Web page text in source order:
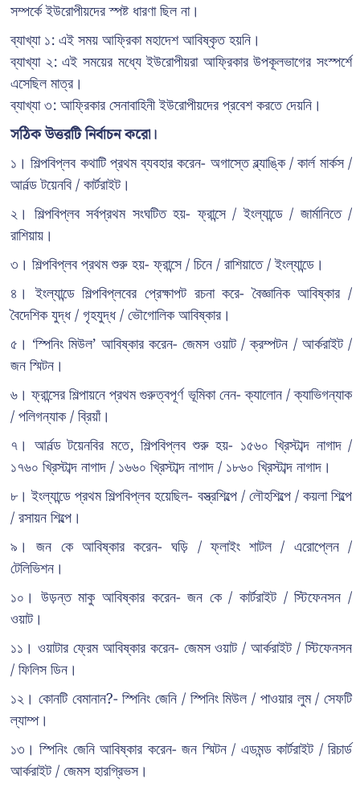
সম্পর্কে ইউরোপীয়দের স্পষ্ট ধারণা ছিল না।
ব্যাখ্যা ১: এই সময় আফ্রিকা মহাদেশ আবিষ্কৃত হয়নি।
ব্যাখ্যা ২: এই সময়ের মধ্যে ইউরোপীয়রা আফ্রিকার উপকূলভাগের সংস্পর্শে
এসেছিল মাত্র।
ব্যাখ্যা ৩: আফ্রিকার সেনাবাহিনী ইউরোপীয়দের প্রবেশ করতে দেয়নি।
সঠিক উত্তরটি নির্বাচন করো।
১। শিল্পবিপ্লব কথাটি প্রথম ব্যবহার করেন- অগাস্তে ব্ল্যাঙ্কি / কার্ল মার্কস /
আর্নল্ড টয়েনবি / কার্টরাইট।
২। শিল্পবিপ্লব সর্বপ্রথম সংঘটিত হয়- ফ্রান্সে / ইংল্যান্ডে / জার্মানিতে /
রাশিয়ায়।
৩। শিল্পবিপ্লব প্রথম শুরু হয়- ফ্রান্সে / চিনে / রাশিয়াতে / ইংল্যান্ডে।
৪। ইংল্যান্ডে শিল্পবিপ্লবের প্রেক্ষাপট রচনা করে- বৈজ্ঞানিক আবিষ্কার /
বৈদেশিক যুদ্ধ / গৃহযুদ্ধ / ভৌগোলিক আবিষ্কার।
৫। ‘স্পিনিং মিউল’ আবিষ্কার করেন- জেমস ওয়াট / ক্রম্পটন / আর্করাইট /
জন স্মিটন।
৬। ফ্রান্সের শিল্পায়নে প্রথম গুরুত্বপূর্ণ ভূমিকা নেন- ক্যালোন / ক্যাভিগন্যাক
/ পলিগন্যাক / ব্রিয়াঁ।
৭। আর্নল্ড টয়েনবির মতে, শিল্পবিপ্লব শুরু হয়- ১৫৬০ খ্রিস্টাব্দ নাগাদ /
১৭৬০ খ্রিস্টাব্দ নাগাদ / ১৬৬০ খ্রিস্টাব্দ নাগাদ / ১৮৬০ খ্রিস্টাব্দ নাগাদ।
৮। ইংল্যান্ডে প্রথম শিল্পবিপ্লব হয়েছিল- বস্ত্রশিল্পে / লৌহশিল্পে / কয়লা শিল্পে
/ রসায়ন শিল্পে।
৯। জন কে আবিষ্কার করেন- ঘড়ি / ফ্লাইং শাটল / এরোপ্লেন /
টেলিভিশন।
১০। উড়ন্ত মাকু আবিষ্কার করেন- জন কে / কার্টরাইট / স্টিফেনসন /
ওয়াট।
১১। ওয়াটার ফ্রেম আবিষ্কার করেন- জেমস ওয়াট / আর্করাইট / স্টিফেনসন
/ ফিলিস ডিন।
১২। কোনটি বেমানান?- স্পিনিং জেনি / স্পিনিং মিউল / পাওয়ার লুম / সেফটি
ল্যাম্প।
১৩। স্পিনিং জেনি আবিষ্কার করেন- জন স্মিটন / এডমন্ড কার্টরাইট / রিচার্ড
আর্করাইট / জেমস হারগ্রিভস।